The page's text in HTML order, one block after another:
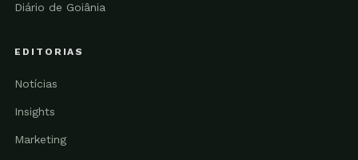
Diário de Goiânia
EDITORIAS
Notícias
Insights
Marketing